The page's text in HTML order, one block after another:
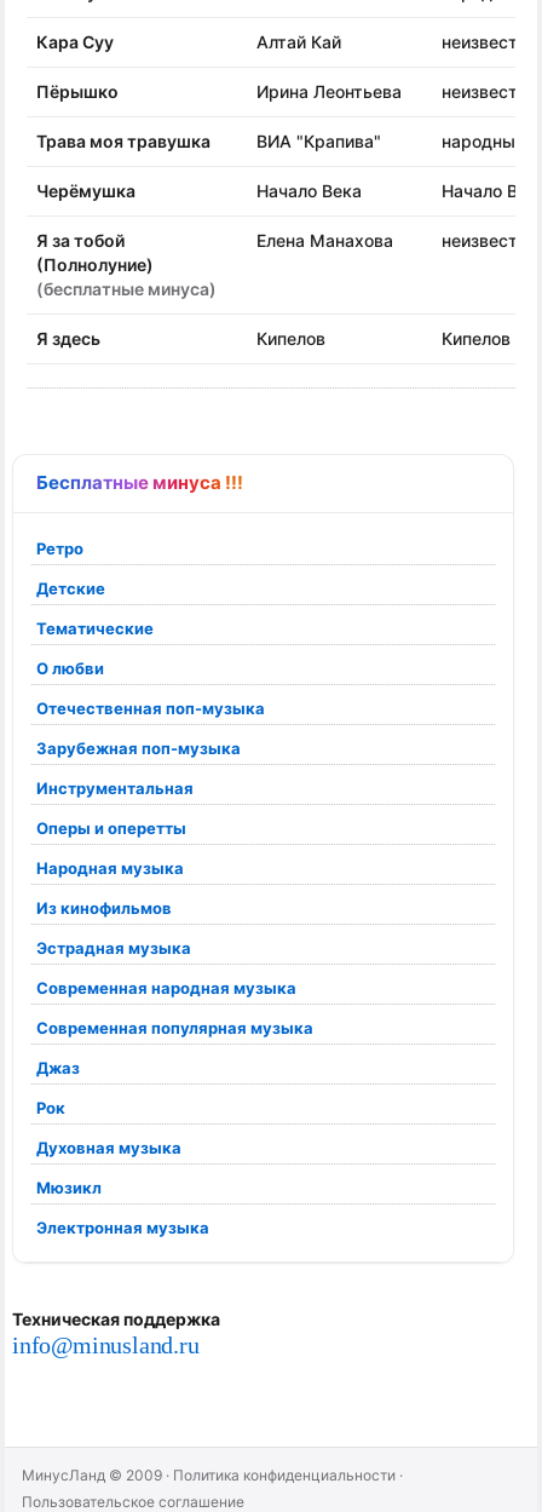
Бесплатные минуса !!!
Ретро
Детские
Тематические
О любви
Отечественная поп-музыка
Зарубежная поп-музыка
Инструментальная
Оперы и оперетты
Народная музыка
Из кинофильмов
Эстрадная музыка
Современная народная музыка
Современная популярная музыка
Джаз
Рок
Духовная музыка
Мюзикл
Электронная музыка
Техническая поддержка
info@minusland.ru
Кара Суу Алтай Кай неизвестен
Пёрышко Ирина Леонтьева неизвестен
Трава моя травушка ВИА "Крапива" народные
Черёмушка Начало Века Начало
Я за тобой
(Полнолуние)
(бесплатные минуса)
Елена Манахова неизвестен
Я здесь Кипелов Кипелов
МинусЛанд © 2009 · Политика конфиденциальности ·
Пользовательское соглашение